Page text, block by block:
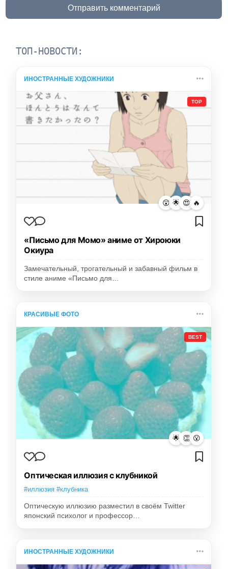
Отправить комментарий
ТОП-НОВОСТИ:
ИНОСТРАННЫЕ ХУДОЖНИКИ
TOP
😮 🌟 😍 🔥
«Письмо для Момо» аниме от Хироюки
Окиура
Замечательный, трогательный и забавный фильм в
стиле аниме «Письмо для…
КРАСИВЫЕ ФОТО
BEST
🌟 👏 😮
Оптическая иллюзия с клубникой
#иллюзия #клубника
Оптическую иллюзию разместил в своём Twitter
японский психолог и профессор…
ИНОСТРАННЫЕ ХУДОЖНИКИ